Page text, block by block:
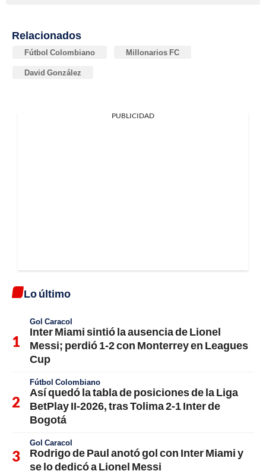
Relacionados
Fútbol Colombiano Millonarios FC
David González
PUBLICIDAD
Lo último
Gol Caracol
Inter Miami sintió la ausencia de Lionel
Messi; perdió 1-2 con Monterrey en Leagues
Cup
Fútbol Colombiano
Así quedó la tabla de posiciones de la Liga
BetPlay II-2026, tras Tolima 2-1 Inter de
Bogotá
Gol Caracol
Rodrigo de Paul anotó gol con Inter Miami y
se lo dedicó a Lionel Messi